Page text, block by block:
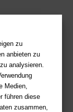
zu
anbieten zu
analysieren.
Medien,
führen diese
zusammen,
häufig gestellte